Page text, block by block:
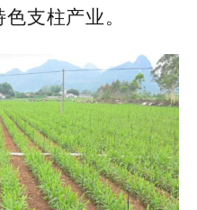
支柱产业。